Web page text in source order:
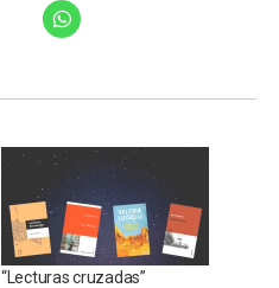
“Lecturas cruzadas”